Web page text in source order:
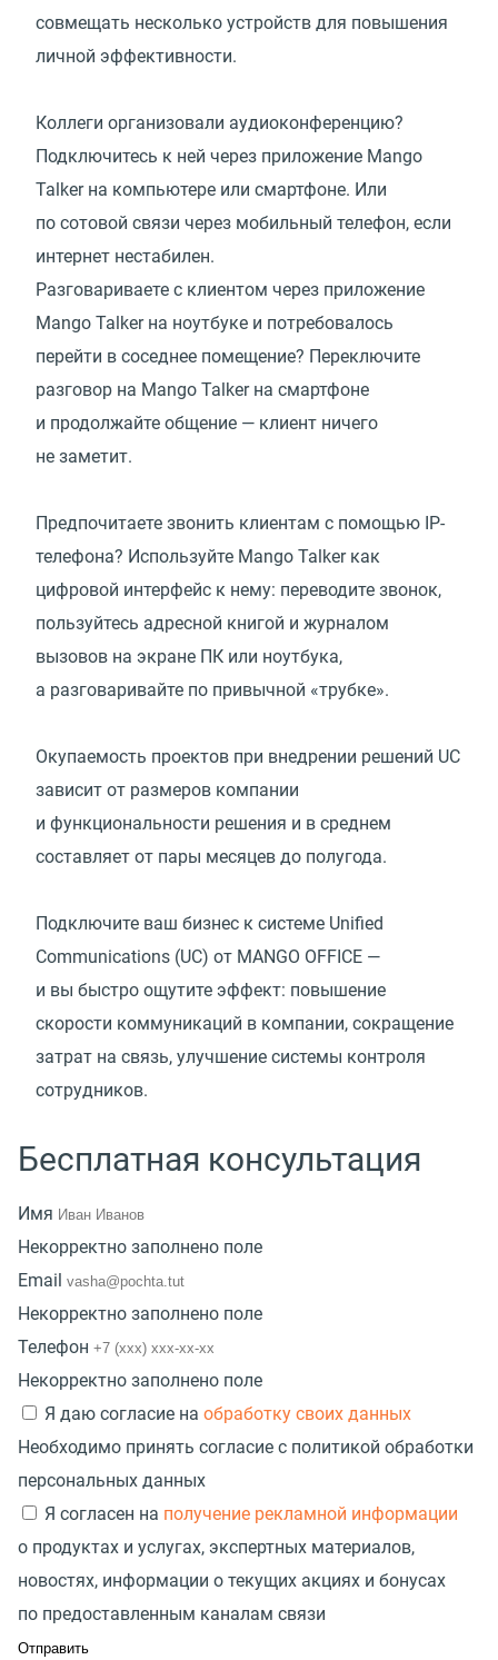
совмещать несколько устройств для повышения
личной эффективности.
Коллеги организовали аудиоконференцию?
Подключитесь к ней через приложение Mango
Talker на компьютере или смартфоне. Или
по сотовой связи через мобильный телефон, если
интернет нестабилен.
Разговариваете с клиентом через приложение
Mango Talker на ноутбуке и потребовалось
перейти в соседнее помещение? Переключите
разговор на Mango Talker на смартфоне
и продолжайте общение — клиент ничего
не заметит.
Предпочитаете звонить клиентам с помощью IP-
телефона? Используйте Mango Talker как
цифровой интерфейс к нему: переводите звонок,
пользуйтесь адресной книгой и журналом
вызовов на экране ПК или ноутбука,
а разговаривайте по привычной «трубке».
Окупаемость проектов при внедрении решений UC
зависит от размеров компании
и функциональности решения и в среднем
составляет от пары месяцев до полугода.
Подключите ваш бизнес к системе Unified
Communications (UC) от MANGO OFFICE —
и вы быстро ощутите эффект: повышение
скорости коммуникаций в компании, сокращение
затрат на связь, улучшение системы контроля
сотрудников.
Бесплатная консультация
Имя
Некорректно заполнено поле
Email
Некорректно заполнено поле
Телефон
Некорректно заполнено поле
Я даю согласие на обработку своих данных
Необходимо принять согласие с политикой обработки
персональных данных
Я согласен на получение рекламной информации
о продуктах и услугах, экспертных материалов,
новостях, информации о текущих акциях и бонусах
по предоставленным каналам связи